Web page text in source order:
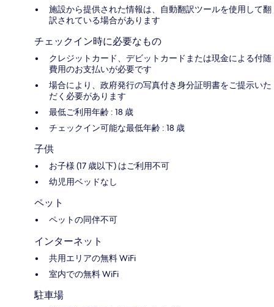
施設から提供された情報は、自動翻訳ツールを使用して翻
訳されている場合があります
チェックイン時に必要なもの
クレジットカード、デビットカードまたは現金による付随
費用のお支払いが必要です
場合により、政府発行の写真付き身分証明書をご提示いた
だく必要があります
最低ご利用年齢 : 18 歳
チェックイン可能な最低年齢 : 18 歳
子供
お子様 (17 歳以下) はご利用不可
幼児用ベッドなし
ペット
ペットの同伴不可
インターネット
共用エリアの無料 WiFi
室内での無料 WiFi
駐車場